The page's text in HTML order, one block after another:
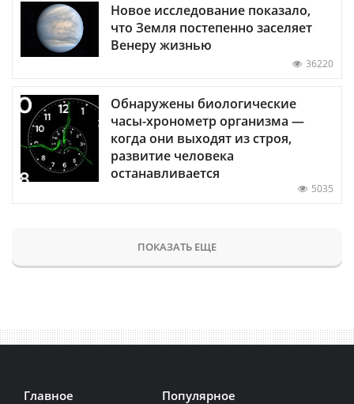
Новое исследование показало,
что Земля постепенно заселяет
Венеру жизнью
36220
Обнаружены биологические
часы-хронометр организма —
когда они выходят из строя,
развитие человека
останавливается
5035
ПОКАЗАТЬ ЕЩЕ
Главное Популярное